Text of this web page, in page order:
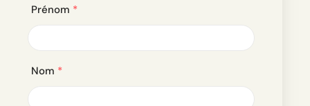
Prénom *
Nom *